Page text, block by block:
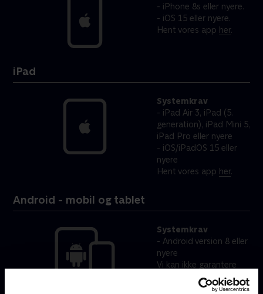
iPhone 8s eller nyere.
iOS 15 eller nyere.
Hent vores app her.
iPad
Systemkrav
iPad Air 3, iPad (5.
generation), iPad Mini 5,
iPad Pro eller nyere
iOS/iPadOS 15 eller
nyere
Hent vores app her.
Android - mobil og tablet
Systemkrav
- Android version 8 eller
nyere
Vi kan ikke garantere
play-oplevelsen på
rootede devices. Vi